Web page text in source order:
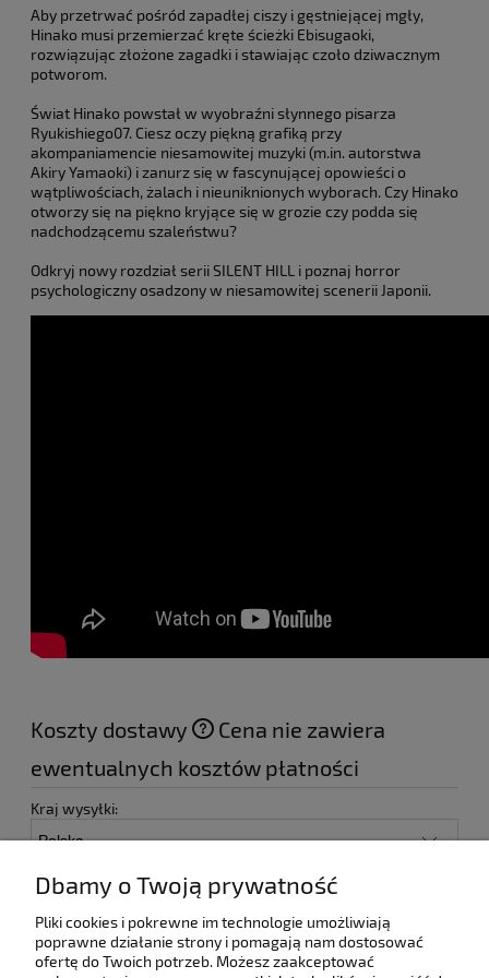
Aby przetrwać pośród zapadłej ciszy i gęstniejącej mgły,
Hinako musi przemierzać kręte ścieżki Ebisugaoki,
rozwiązując złożone zagadki i stawiając czoło dziwacznym
potworom.
Świat Hinako powstał w wyobraźni słynnego pisarza
Ryukishiego07. Ciesz oczy piękną grafiką przy
akompaniamencie niesamowitej muzyki (m.in. autorstwa
Akiry Yamaoki) i zanurz się w fascynującej opowieści o
wątpliwościach, żalach i nieuniknionych wyborach. Czy Hinako
otworzy się na piękno kryjące się w grozie czy podda się
nadchodzącemu szaleństwu?
Odkryj nowy rozdział serii SILENT HILL i poznaj horror
psychologiczny osadzony w niesamowitej scenerii Japonii.
Koszty dostawy
Cena nie zawiera
ewentualnych kosztów płatności
Kraj wysyłki:
Kurier DPD
Odbiór osobisty(- Odbiór w siedzibie firmy) 0,00 zł
Dbamy o Twoją prywatność
Pliki cookies i pokrewne im technologie umożliwiają
poprawne działanie strony i pomagają nam dostosować
ofertę do Twoich potrzeb. Możesz zaakceptować